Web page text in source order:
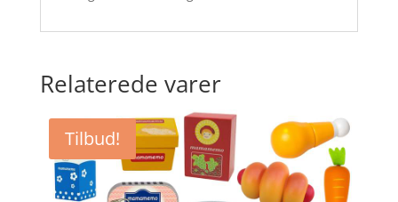
Relaterede varer
Tilbud!